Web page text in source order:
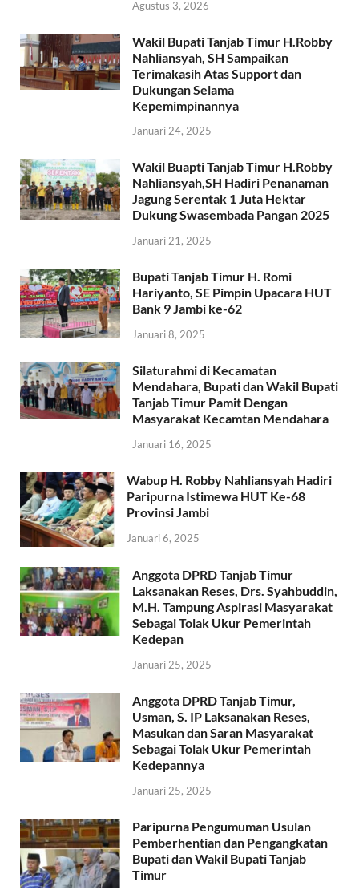
Agustus 3, 2026
Wakil Bupati Tanjab Timur H.Robby
Nahliansyah, SH Sampaikan
Terimakasih Atas Support dan
Dukungan Selama
Kepemimpinannya
Januari 24, 2025
Wakil Buapti Tanjab Timur H.Robby
Nahliansyah,SH Hadiri Penanaman
Jagung Serentak 1 Juta Hektar
Dukung Swasembada Pangan 2025
Januari 21, 2025
Bupati Tanjab Timur H. Romi
Hariyanto, SE Pimpin Upacara HUT
Bank 9 Jambi ke-62
Januari 8, 2025
Silaturahmi di Kecamatan
Mendahara, Bupati dan Wakil Bupati
Tanjab Timur Pamit Dengan
Masyarakat Kecamtan Mendahara
Januari 16, 2025
Wabup H. Robby Nahliansyah Hadiri
Paripurna Istimewa HUT Ke-68
Provinsi Jambi
Januari 6, 2025
Anggota DPRD Tanjab Timur
Laksanakan Reses, Drs. Syahbuddin,
M.H. Tampung Aspirasi Masyarakat
Sebagai Tolak Ukur Pemerintah
Kedepan
Januari 25, 2025
Anggota DPRD Tanjab Timur,
Usman, S. IP Laksanakan Reses,
Masukan dan Saran Masyarakat
Sebagai Tolak Ukur Pemerintah
Kedepannya
Januari 25, 2025
Paripurna Pengumuman Usulan
Pemberhentian dan Pengangkatan
Bupati dan Wakil Bupati Tanjab
Timur